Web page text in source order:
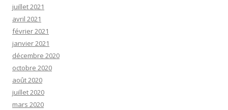
juillet 2021
avril 2021
février 2021
janvier 2021
décembre 2020
octobre 2020
août 2020
juillet 2020
mars 2020